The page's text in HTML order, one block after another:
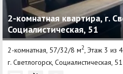
2-комнатная квартира, г.
Социалистическая, 51
2-комнатная, 57/32/8 м2 , Этаж 3 из
г. Светлогорск, Социалистическая, 51